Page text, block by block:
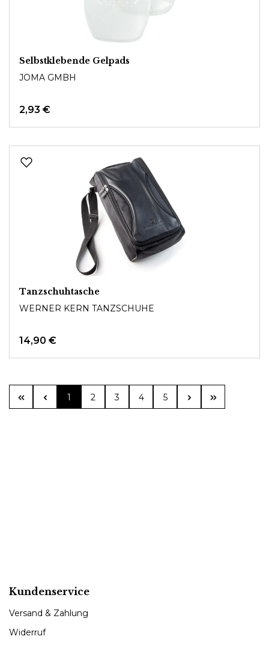
Selbstklebende Gelpads
JOMA GMBH
2,93 €
Tanzschuhtasche
WERNER KERN TANZSCHUHE
14,90 €
Seite
1 Seite
2 Seite
3 Seite
4 Seite
5
Kundenservice
Versand & Zahlung
Widerruf